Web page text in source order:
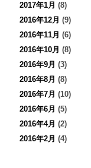
2017年1月 (8)
2016年12月 (9)
2016年11月 (6)
2016年10月 (8)
2016年9月 (3)
2016年8月 (8)
2016年7月 (10)
2016年6月 (5)
2016年4月 (2)
2016年2月 (4)